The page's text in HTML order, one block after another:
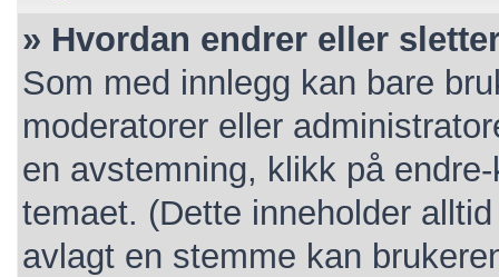
» Hvordan endrer eller
Som med innlegg kan bare
moderatorer eller
en avstemning, klikk på
temaet. (Dette inneholder
avlagt en stemme kan